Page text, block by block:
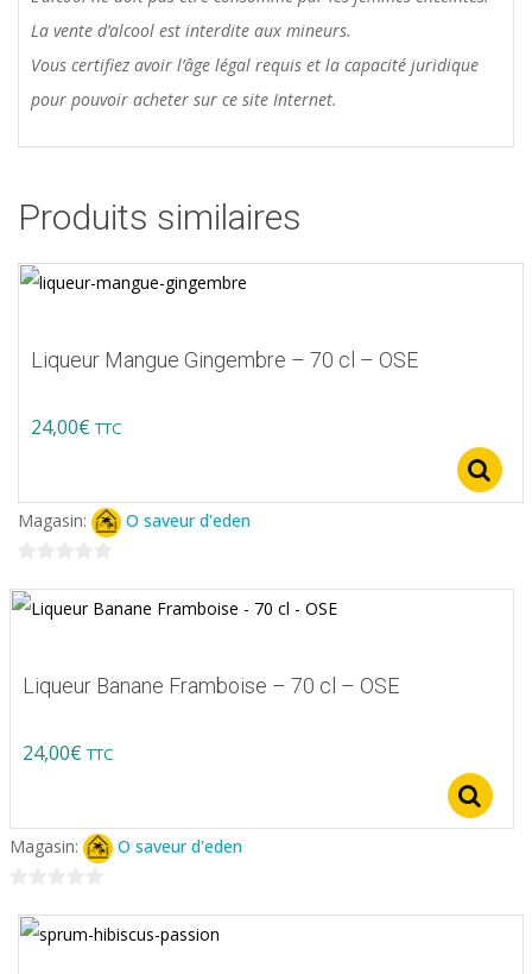
La vente d’alcool est interdite aux mineurs.
Vous certifiez avoir l’âge légal requis et la capacité juridique
pour pouvoir acheter sur ce site Internet.
Produits similaires
Liqueur Mangue Gingembre – 70 cl – OSE
24,00€ TTC
Magasin: O saveur d'eden
sur
Liqueur Banane Framboise – 70 cl – OSE
24,00€ TTC
Magasin: O saveur d'eden
sur